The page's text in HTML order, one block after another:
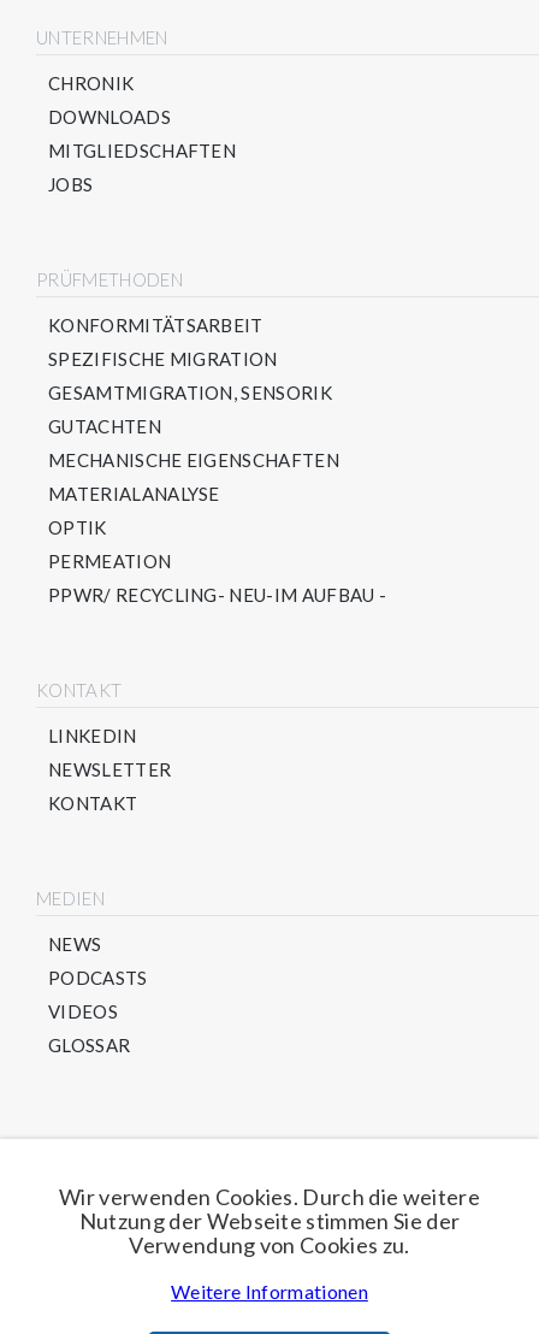
UNTERNEHMEN
CHRONIK
DOWNLOADS
MITGLIEDSCHAFTEN
JOBS
PRÜFMETHODEN
KONFORMITÄTSARBEIT
SPEZIFISCHE MIGRATION
GESAMTMIGRATION, SENSORIK
GUTACHTEN
MECHANISCHE EIGENSCHAFTEN
MATERIALANALYSE
OPTIK
PERMEATION
PPWR/ RECYCLING- NEU-IM AUFBAU -
KONTAKT
LINKEDIN
NEWSLETTER
KONTAKT
MEDIEN
NEWS
PODCASTS
VIDEOS
GLOSSAR
Direkt für unseren Newsletter anmelden
Jetzt anmelden
Wir verwenden Cookies. Durch die weitere
Nutzung der Webseite stimmen Sie der
Verwendung von Cookies zu.
Weitere Informationen